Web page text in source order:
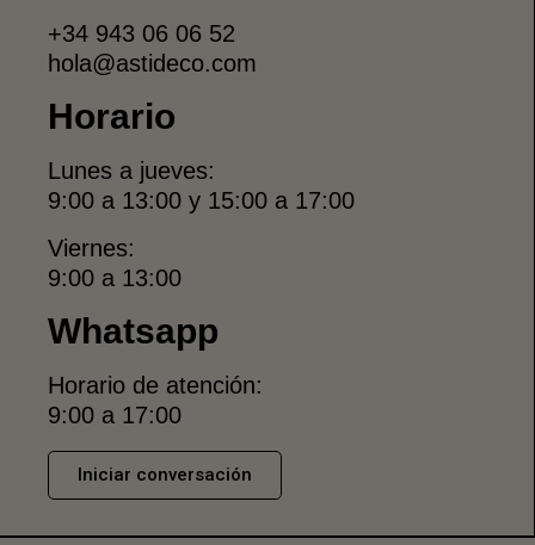
+34 943 06 06 52
hola@astideco.com
Horario
Lunes a jueves:
9:00 a 13:00 y 15:00 a 17:00
Viernes:
9:00 a 13:00
Whatsapp
Horario de atención:
9:00 a 17:00
Iniciar conversación